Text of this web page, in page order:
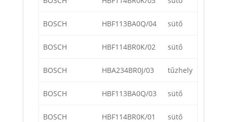
BOSCH HBF113BA0Q/04 sütő
BOSCH HBF114BR0K/02 sütő
BOSCH HBA234BR0J/03 tűzhely
BOSCH HBF113BA0Q/03 sütő
BOSCH HBF114BR0K/01 sütő